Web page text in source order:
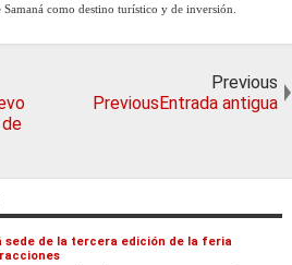
como destino turístico y de inversión.
Previous
PreviousEntrada antigua
sede de la tercera edición de la feria